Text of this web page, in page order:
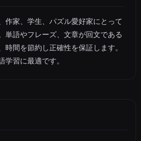
作家、学生、パズル愛好家にとって
単語やフレーズ、文章が回文である
時間を節約し正確性を保証します。
学習に最適です。